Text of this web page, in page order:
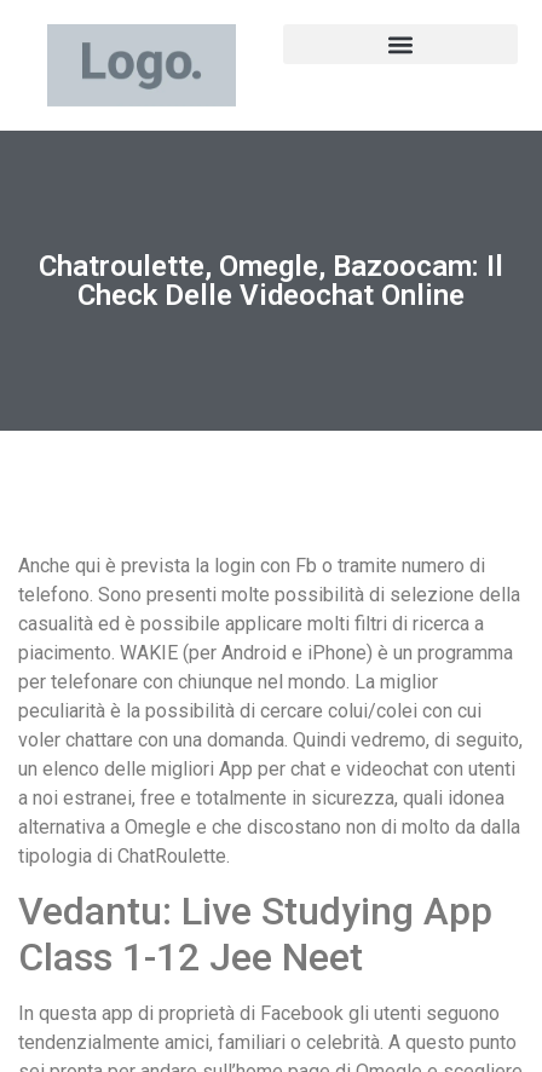
Chatroulette, Omegle, Bazoocam: Il
Check Delle Videochat Online
Anche qui è prevista la login con Fb o tramite numero di
telefono. Sono presenti molte possibilità di selezione della
casualità ed è possibile applicare molti filtri di ricerca a
piacimento. WAKIE (per Android e iPhone) è un programma
per telefonare con chiunque nel mondo. La miglior
peculiarità è la possibilità di cercare colui/colei con cui
voler chattare con una domanda. Quindi vedremo, di seguito,
un elenco delle migliori App per chat e videochat con utenti
a noi estranei, free e totalmente in sicurezza, quali idonea
alternativa a Omegle e che discostano non di molto da dalla
tipologia di ChatRoulette.
Vedantu: Live Studying App
Class 1-12 Jee Neet
In questa app di proprietà di Facebook gli utenti seguono
tendenzialmente amici, familiari o celebrità. A questo punto